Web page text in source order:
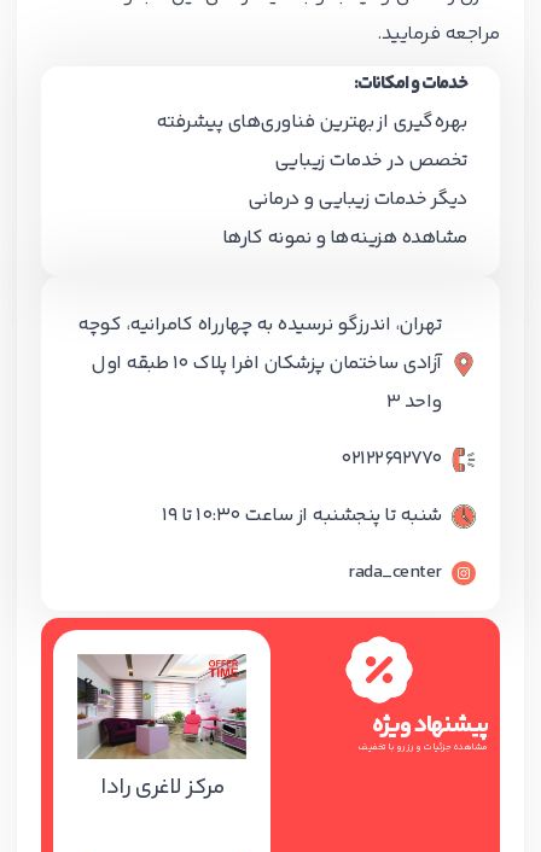
مراجعه فرمایید.
خدمات و امکانات:
بهره‌گیری از بهترین فناوری‌های پیشرفته
تخصص در خدمات زیبایی
دیگر خدمات زیبایی و درمانی
مشاهده هزینه‌ها و نمونه کارها
تهران، اندرزگو نرسیده به چهارراه کامرانیه، کوچه
آزادی ساختمان پزشکان افرا پلاک 10 طبقه اول
واحد 3
02122692770
شنبه تا پنجشنبه از ساعت 10:30 تا 19
rada_center
پیشنهاد ویژه
مشاهده جزئیات و رزرو با تخفیف
مرکز لاغری رادا